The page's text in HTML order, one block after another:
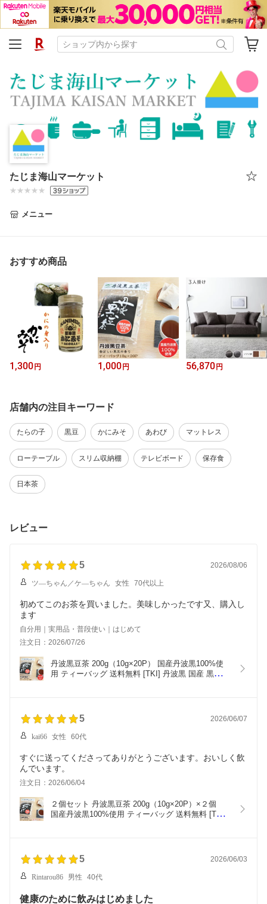
たじま海山マーケット
メニュー
おすすめ商品
1,300 円 1,000 円 56,870 円
店舗内の注目キーワード
たらの子 黒豆 かにみそ あわび マットレス
ローテーブル スリム収納棚 テレビボード 保存食
日本茶
レビュー
5 2026/08/06
ツ―ちゃん／ケ―ちゃん 女性 70代以上
初めてこのお茶を買いました。美味しかったです又、購入し
ます
自分用｜実用品・普段使い｜はじめて
注文日：2026/07/26
丹波黒豆茶 200g（10g×20P） 国産丹波黒100%使
用 ティーバッグ 送料無料 [TKI] 丹波黒 国産 黒豆
5 2026/06/07
kai66 女性 60代
すぐに送ってくださってありがとうございます。おいしく飲
んでいます。
注文日：2026/06/04
２個セット 丹波黒豆茶 200g（10g×20P）×２個
国産丹波黒100%使用 ティーバッグ 送料無料 [TKI]
5 2026/06/03
Rintarou86 男性 40代
健康のために飲みはじめました